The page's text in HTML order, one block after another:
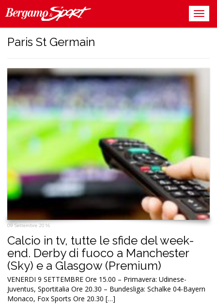
Paris St Germain
09 Settembre 2016
Calcio in tv, tutte le sfide del week-
end. Derby di fuoco a Manchester
(Sky) e a Glasgow (Premium)
VENERDI 9 SETTEMBRE Ore 15.00 – Primavera: Udinese-
Juventus, Sportitalia Ore 20.30 – Bundesliga: Schalke 04-Bayern
Monaco, Fox Sports Ore 20.30 […]